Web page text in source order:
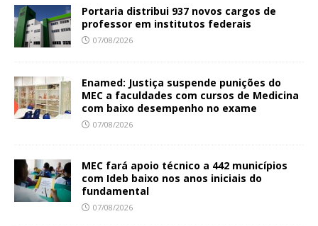
Portaria distribui 937 novos cargos de
professor em institutos federais
07/08/2026
Enamed: Justiça suspende punições do
MEC a faculdades com cursos de Medicina
com baixo desempenho no exame
07/08/2026
MEC fará apoio técnico a 442 municípios
com Ideb baixo nos anos iniciais do
fundamental
07/08/2026